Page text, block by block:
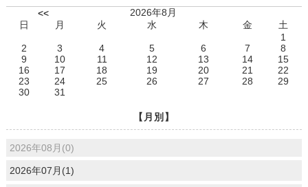
<<
2026年8月
日
月 火 水 木 金
土
1
2
3 4 5 6 7
8
9
10 11 12 13 14
15
16
17 18 19 20 21
22
23
24 25 26 27 28
29
30
31
【月別】
2026年08月(0)
2026年07月(1)